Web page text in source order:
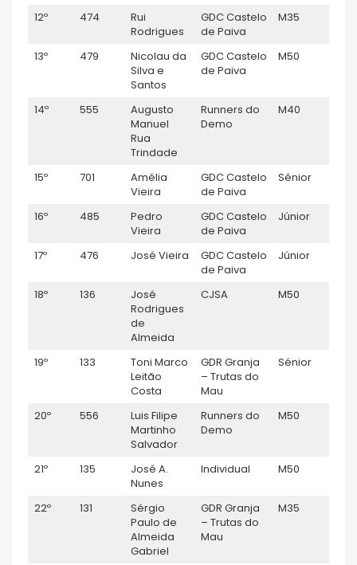
12º 474
Rui
Rodrigues
GDC Castelo
de Paiva
M35
13º 479
Nicolau da
Silva e
Santos
GDC Castelo
de Paiva
M50
14º 555
Augusto
Manuel
Rua
Trindade
Runners do
Demo
M40
15º 701
Amélia
Vieira
GDC Castelo
de Paiva
Sénior
16º 485
Pedro
Vieira
GDC Castelo
de Paiva
Júnior
17º 476 José Vieira
GDC Castelo
de Paiva
Júnior
18º 136
José
Rodrigues
de
Almeida
CJSA M50
19º 133
Toni Marco
Leitão
Costa
GDR Granja
– Trutas do
Mau
Sénior
20º 556
Luis Filipe
Martinho
Salvador
Runners do
Demo
M50
21º 135
José A.
Nunes
Individual M50
22º 131
Sérgio
Paulo de
Almeida
Gabriel
GDR Granja
– Trutas do
Mau
M35